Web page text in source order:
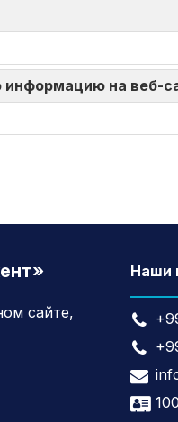
информацию на веб-
сайте,
Наши